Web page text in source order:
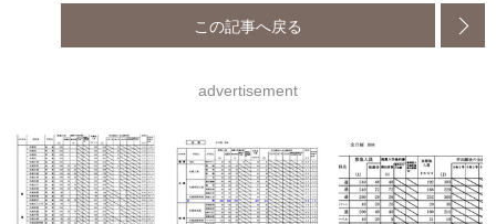
この記事へ戻る
advertisement